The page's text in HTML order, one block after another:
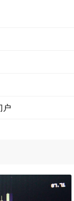
户